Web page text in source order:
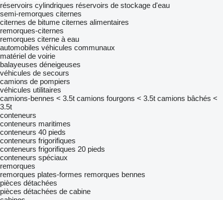
réservoirs cylindriques réservoirs de stockage d'eau
semi-remorques citernes
citernes de bitume citernes alimentaires
remorques-citernes
remorques citerne à eau
automobiles véhicules communaux
matériel de voirie
balayeuses déneigeuses
véhicules de secours
camions de pompiers
véhicules utilitaires
camions-bennes < 3.5t camions fourgons < 3.5t camions bâchés <
3.5t
conteneurs
conteneurs maritimes
conteneurs 40 pieds
conteneurs frigorifiques
conteneurs frigorifiques 20 pieds
conteneurs spéciaux
remorques
remorques plates-formes remorques bennes
pièces détachées
pièces détachées de cabine